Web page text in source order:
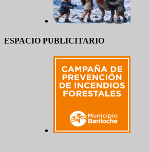
ESPACIO PUBLICITARIO